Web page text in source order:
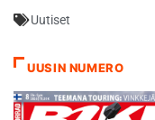
kuljetuskaluston paikkojen
”Majoitustilanteen takia
olemme painottaneet
Imatranajon loppuajan
markkinoinnissa
Uutiset
UUSIN NUMERO